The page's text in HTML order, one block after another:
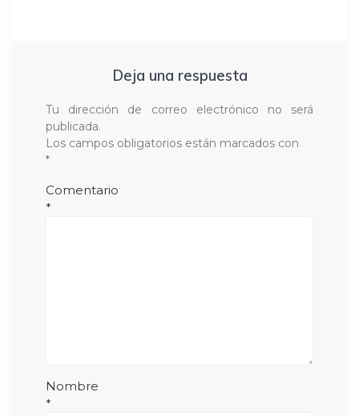
Deja una respuesta
Tu dirección de correo electrónico no será
publicada.
Los campos obligatorios están marcados con
*
Comentario
*
Nombre
*